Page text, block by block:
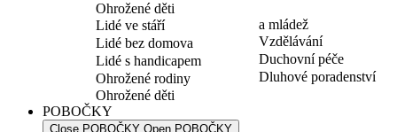
Ohrožené děti
Lidé ve stáří
Lidé bez domova
Lidé s handicapem
Ohrožené rodiny
Ohrožené děti
a mládež
Vzdělávání
Duchovní péče
Dluhové poradenství
POBOČKY
Close POBOČKY Open POBOČKY